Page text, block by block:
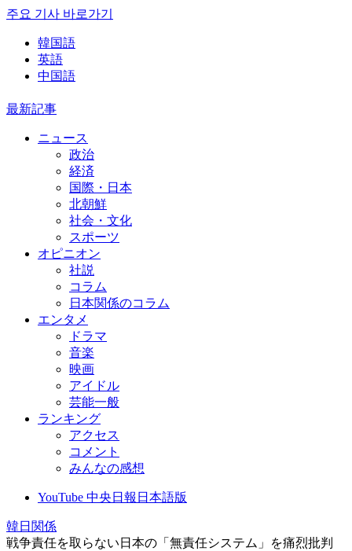
주요 기사 바로가기
韓国語
英語
中国語
最新記事
ニュース
政治
経済
国際・日本
北朝鮮
社会・文化
スポーツ
オピニオン
社説
コラム
日本関係のコラム
エンタメ
ドラマ
音楽
映画
アイドル
芸能一般
ランキング
アクセス
コメント
みんなの感想
YouTube 中央日報日本語版
韓日関係
戦争責任を取らない日本の「無責任システム」を痛烈批判